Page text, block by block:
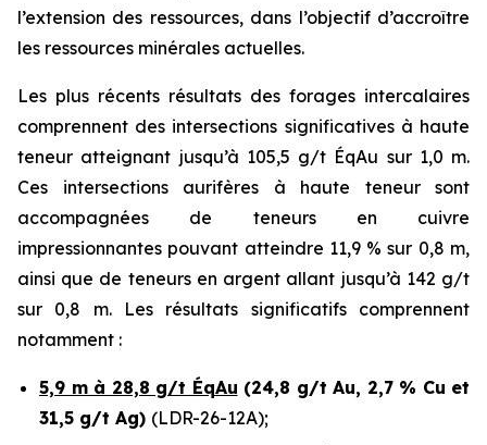
l’extension des ressources, dans l’objectif d’accroître
les ressources minérales actuelles.
Les plus récents résultats des forages intercalaires
comprennent des intersections significatives à haute
teneur atteignant jusqu’à 105,5 g/t ÉqAu sur 1,0 m.
Ces intersections aurifères à haute teneur sont
accompagnées de teneurs en cuivre
impressionnantes pouvant atteindre 11,9 % sur 0,8 m,
ainsi que de teneurs en argent allant jusqu’à 142 g/t
sur 0,8 m. Les résultats significatifs comprennent
notamment :
5,9 m à 28,8 g/t ÉqAu (24,8 g/t Au, 2,7 % Cu et
31,5 g/t Ag) (LDR-26-12A);